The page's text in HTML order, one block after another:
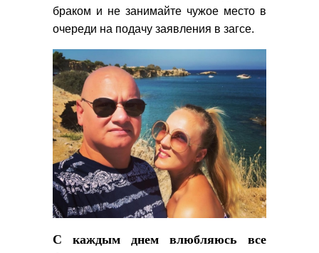
браком и не занимайте чужое место в
очереди на подачу заявления в загсе.
С каждым днем влюбляюсь все